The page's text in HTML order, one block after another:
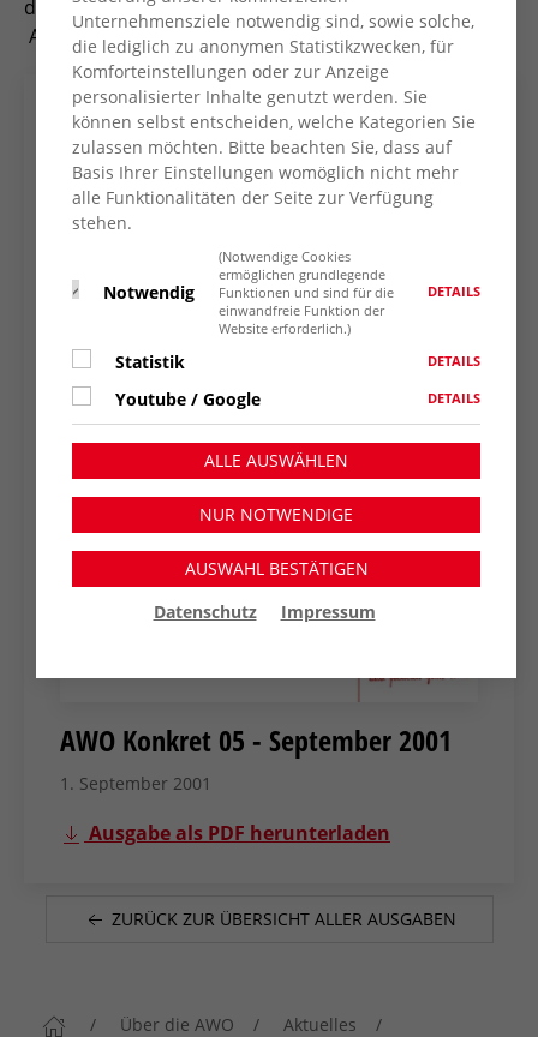
des Kreisverbandes und seiner Ortsvereine und
AWO-Treffs.
AWO Konkret 05 - September 2001
1. September 2001
Ausgabe als PDF herunterladen
ZURÜCK ZUR ÜBERSICHT ALLER AUSGABEN
Über die AWO
Aktuelles
Unternehmensziele notwendig sind, sowie solche,
die lediglich zu anonymen Statistikzwecken, für
Komforteinstellungen oder zur Anzeige
personalisierter Inhalte genutzt werden. Sie
können selbst entscheiden, welche Kategorien Sie
zulassen möchten. Bitte beachten Sie, dass auf
Basis Ihrer Einstellungen womöglich nicht mehr
alle Funktionalitäten der Seite zur Verfügung
stehen.
Notwendig
(Notwendige Cookies
ermöglichen grundlegende
Funktionen und sind für die
einwandfreie Funktion der
Website erforderlich.)
DETAILS
Statistik DETAILS
Youtube / Google DETAILS
ALLE AUSWÄHLEN
NUR NOTWENDIGE
AUSWAHL BESTÄTIGEN
Datenschutz
Impressum